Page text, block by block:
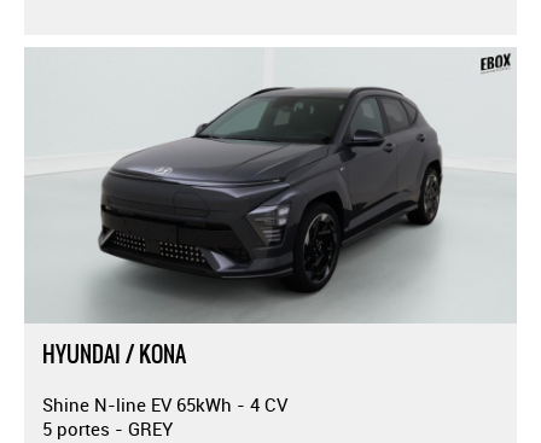
HYUNDAI / KONA
Shine N-line EV 65kWh - 4 CV
5 portes - GREY